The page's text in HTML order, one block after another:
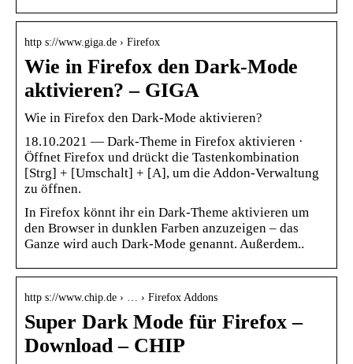
http s://www.giga.de › Firefox
Wie in Firefox den Dark-Mode
aktivieren? – GIGA
Wie in Firefox den Dark-Mode aktivieren?
18.10.2021 — Dark-Theme in Firefox aktivieren ·
Öffnet Firefox und drückt die Tastenkombination
[Strg] + [Umschalt] + [A], um die Addon-Verwaltung
zu öffnen.
In Firefox könnt ihr ein Dark-Theme aktivieren um
den Browser in dunklen Farben anzuzeigen – das
Ganze wird auch Dark-Mode genannt. Außerdem..
http s://www.chip.de › … › Firefox Addons
Super Dark Mode für Firefox –
Download – CHIP